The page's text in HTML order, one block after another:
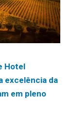
Hotel
excelência da
em pleno